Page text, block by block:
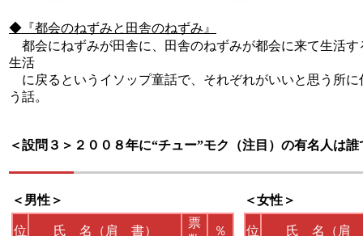
◆『都会のねずみと田舎のねずみ』
都会にねずみが田舎に、田舎のねずみが都会に来て生活す
生活
に戻るというイソップ童話で、それぞれがいいと思う所に
う話。
＜設問３＞ ２００８年に“チュー”モク（注目）の有名人は誰
＜男性＞ ＜女性＞
位 氏 名（肩 書）
票
％ 位 氏 名（肩